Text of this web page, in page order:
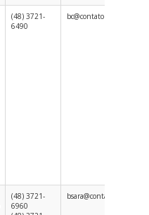
(48) 3721-
6490
bc@contato.ufsc.br
(48) 3721-
6960
bsara@contato.ufsc.br